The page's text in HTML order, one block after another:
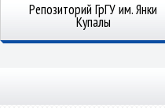
Репозиторий ГрГУ им. Янки
Купалы